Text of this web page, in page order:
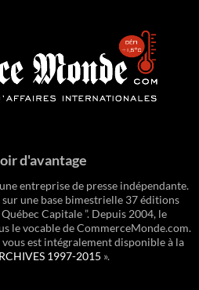
d'avantage
entreprise de presse indépendante.
sur une base bimestrielle 37 éditions
Capitale ”. Depuis 2004, le
le vocable de CommerceMonde.com.
est intégralement disponible à la
1997-2015 ».